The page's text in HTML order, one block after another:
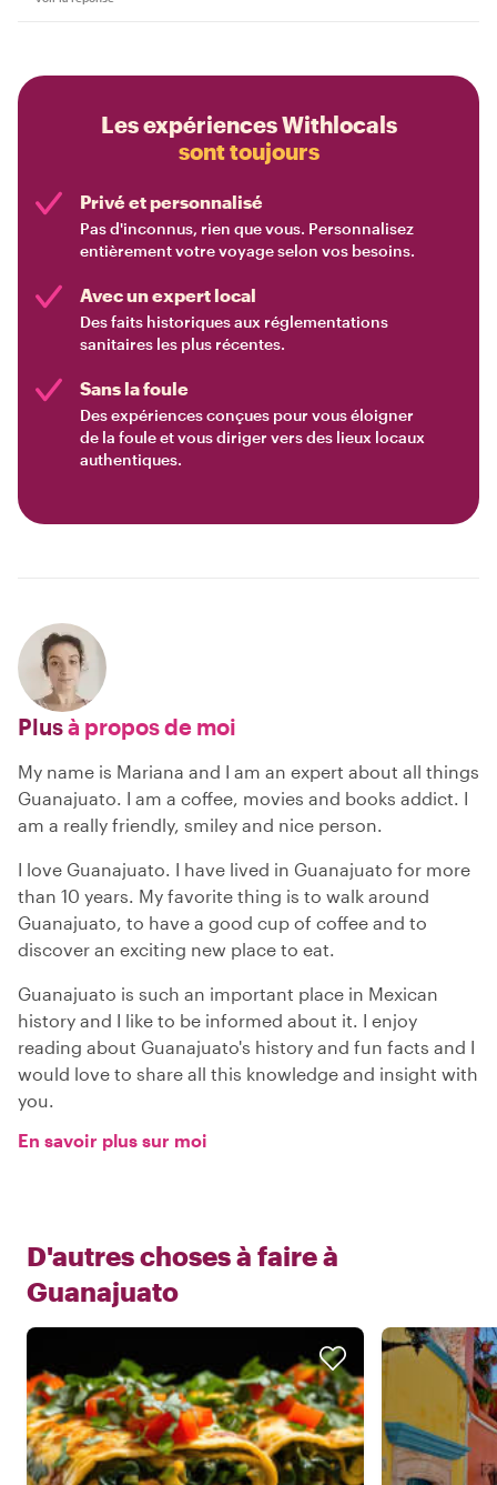
Les expériences Withlocals
sont toujours
Privé et personnalisé
Pas d'inconnus, rien que vous. Personnalisez
entièrement votre voyage selon vos besoins.
Avec un expert local
Des faits historiques aux réglementations
sanitaires les plus récentes.
Sans la foule
Des expériences conçues pour vous éloigner
de la foule et vous diriger vers des lieux locaux
authentiques.
Plusà propos de moi
My name is Mariana and I am an expert about all things
Guanajuato. I am a coffee, movies and books addict. I
am a really friendly, smiley and nice person.
I love Guanajuato. I have lived in Guanajuato for more
than 10 years. My favorite thing is to walk around
Guanajuato, to have a good cup of coffee and to
discover an exciting new place to eat.
Guanajuato is such an important place in Mexican
history and I like to be informed about it. I enjoy
reading about Guanajuato's history and fun facts and I
would love to share all this knowledge and insight with
you.
En savoir plus sur moi
D'autres choses à faire à
Guanajuato